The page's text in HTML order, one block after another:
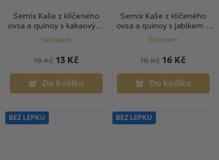
Semix Kaše z klíčeného
ovsa a quinoy s kakaovými
boby a datlemi, bez lepku
65g
Skladem
13 Kč
18 Kč
Do košíku
Semix Kaše z klíčeného
ovsa a quinoy s jablkem a
skořicí, bez lepku 65g
Skladem
16 Kč
18 Kč
Do košíku
BEZ LEPKU BEZ LEPKU